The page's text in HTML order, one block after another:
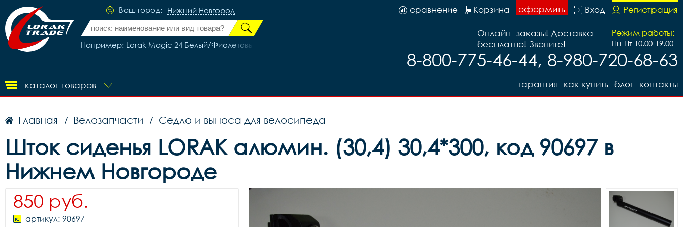
Ваш город: Нижний Новгород
Например: Lorak Magic 24 Белый/Фиолетовый
Регистрация
Вход
оформить
Корзина
сравнение
Режим работы:
Пн-Пт 10.00-19.00
Онлайн- заказы! Доставка -
бесплатно! Звоните!
8-800-775-46-44, 8-980-720-68-63
каталог товаров контакты
блог
как купить
гарантия
Главная / Велозапчасти / Седло и выноса для велосипеда
Шток сиденья LORAK алюмин. (30,4) 30,4*300, код 90697 в
Нижнем Новгороде
850 руб.
артикул: 90697